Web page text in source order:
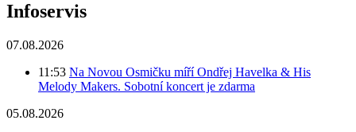
Infoservis
07.08.2026
11:53 Na Novou Osmičku míří Ondřej Havelka & His
Melody Makers. Sobotní koncert je zdarma
05.08.2026